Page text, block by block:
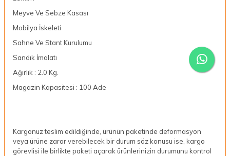
Meyve Ve Sebze Kasası
Mobilya İskeleti
Sahne Ve Stant Kurulumu
Sandık İmalatı
Ağırlık : 2.0 Kg.
Magazin Kapasitesi : 100 Ade
Kargonuz teslim edildiğinde, ürünün paketinde deformasyon
veya ürüne zarar verebilecek bir durum söz konusu ise, kargo
görevlisi ile birlikte paketi açarak ürünlerinizin durumunu kontrol